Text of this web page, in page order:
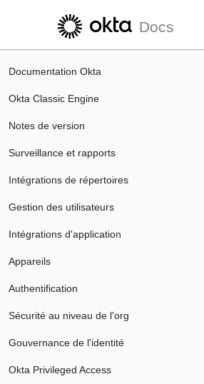
Passer au contenu principal Passer
Docs
Documentation Okta
Okta Classic Engine
Notes de version
Surveillance et rapports
Intégrations de répertoires
Gestion des utilisateurs
Intégrations d'application
Appareils
Authentification
Sécurité au niveau de l'org
Gouvernance de l'identité
Okta Privileged Access